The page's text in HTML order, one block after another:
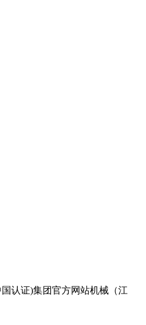
认证)集团官方网站机械（江